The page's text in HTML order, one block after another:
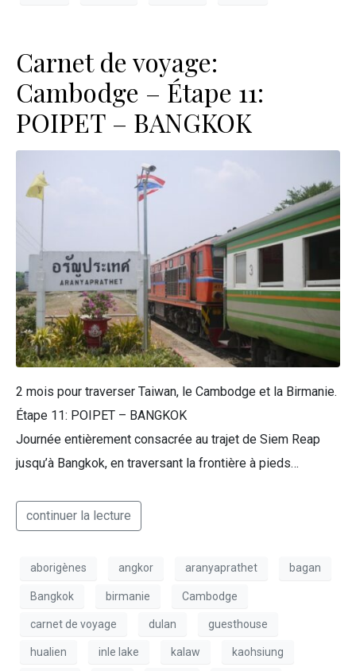
Carnet de voyage:
Cambodge – Étape 11:
POIPET – BANGKOK
2 mois pour traverser Taiwan, le Cambodge et la Birmanie.
Étape 11: POIPET – BANGKOK
Journée entièrement consacrée au trajet de Siem Reap
jusqu’à Bangkok, en traversant la frontière à pieds…
continuer la lecture
aborigènes angkor aranyaprathet bagan
Bangkok birmanie Cambodge
carnet de voyage dulan guesthouse
hualien inle lake kalaw kaohsiung